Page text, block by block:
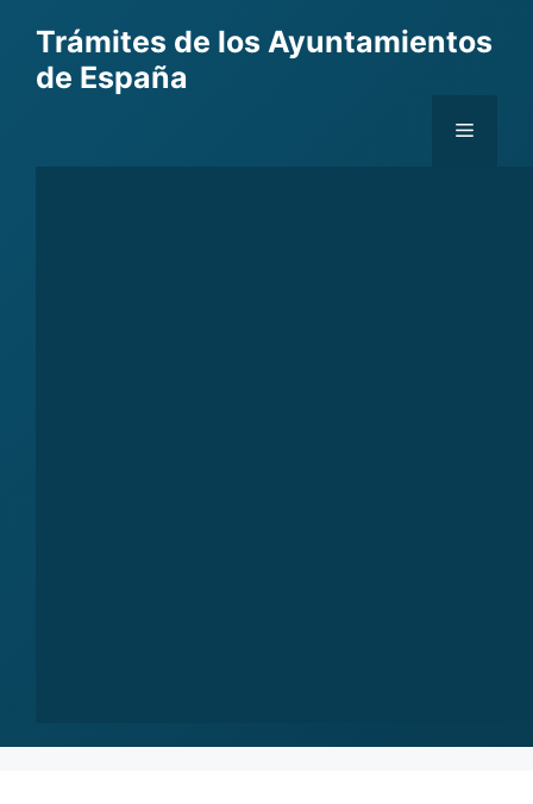
content
Trámites de los Ayuntamientos
de España
Menu